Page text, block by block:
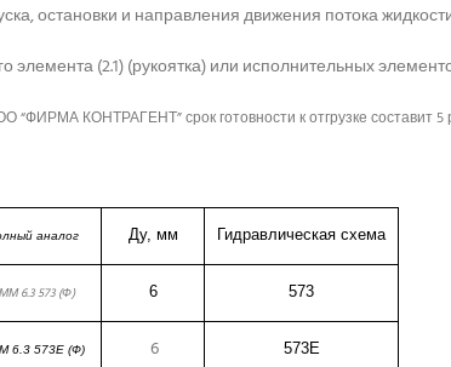
остановки и направления движения потока
элемента (2.1) (рукоятка) или исполнительных
КОНТРАГЕНТ” срок готовности к отгрузке составит 5
аналог Ду, мм Гидравлическая схема
6.3 573 (Ф) 6 573
6.3 573Е (Ф) 6 573Е